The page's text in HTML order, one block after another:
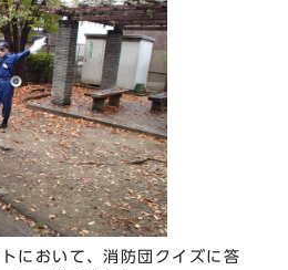
において、消防団クイズに答